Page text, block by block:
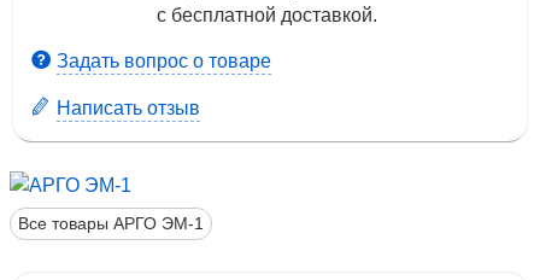
с бесплатной доставкой.
Задать вопрос о товаре
Написать отзыв
Все товары АРГО ЭМ-1